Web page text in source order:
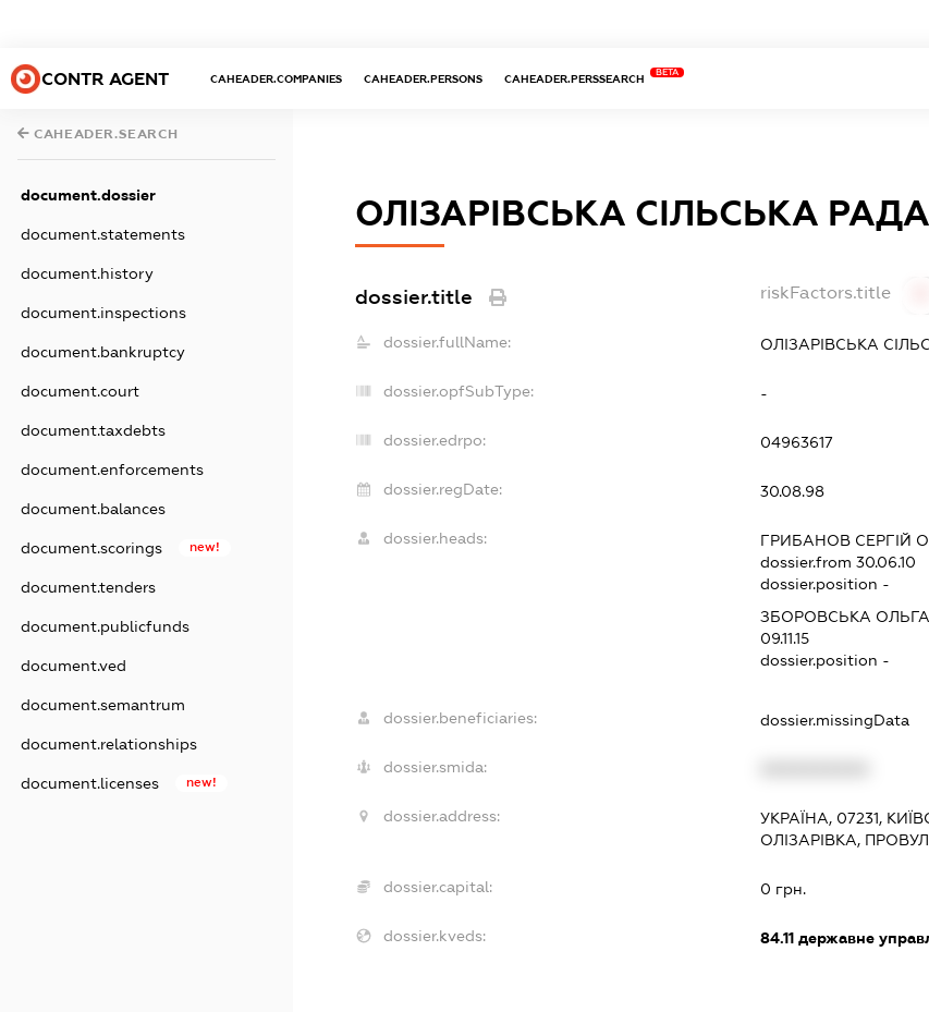
CONTR AGENT CAHEADER.COMPANIES CAHEADER.PERSONS CAHEADER.PERSSEARCH
BETA
CAHEADER.SEARCH
document.dossier
document.statements
document.history
document.inspections
document.bankruptcy
document.court
document.taxdebts
document.enforcements
document.balances
document.scorings new!
document.tenders
document.publicfunds
document.ved
document.semantrum
document.relationships
document.licenses new!
ОЛІЗАРІВСЬКА СІЛЬСЬКА РАДА
dossier.title riskFactors.title
dossier.fullName: ОЛІЗАРІВСЬКА
dossier.opfSubType: -
dossier.edrpo: 04963617
dossier.regDate: 30.08.98
dossier.heads: ГРИБАНОВ СЕРГІЙ
dossier.from 30.06.10
dossier.position -
ЗБОРОВСЬКА
09.11.15
dossier.position -
dossier.beneficiaries: dossier.missingData
dossier.smida:
dossier.address:
УКРАЇНА, 07231,
ОЛІЗАРІВКА,
dossier.capital: 0 грн.
dossier.kveds: 84.11державне